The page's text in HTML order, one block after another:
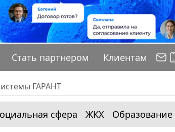
Стать партнером Клиентам
сфера ЖКХ Образование